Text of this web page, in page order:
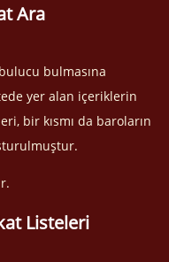
Ara
bulmasına
yer alan içeriklerin
bir kısmı da baroların
Listeleri